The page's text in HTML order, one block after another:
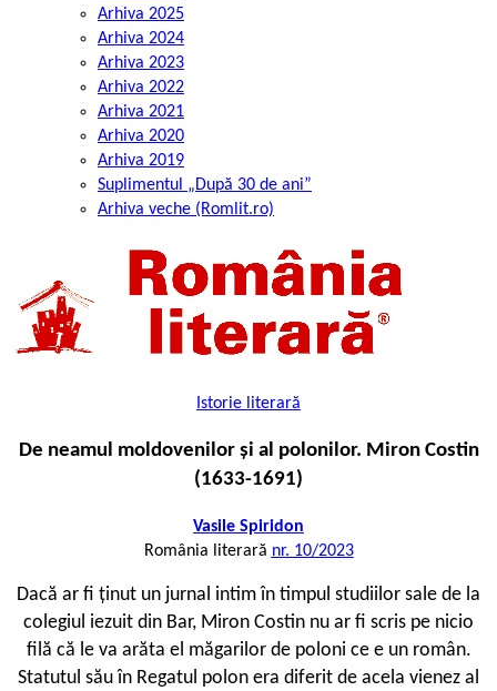
Arhiva 2025
Arhiva 2024
Arhiva 2023
Arhiva 2022
Arhiva 2021
Arhiva 2020
Arhiva 2019
Suplimentul „După 30 de ani”
Arhiva veche (Romlit.ro)
Istorie literară
De neamul moldovenilor și al polonilor. Miron Costin
(1633-1691)
Vasile Spiridon
România literară nr. 10/2023
Dacă ar fi ținut un jurnal intim în timpul studiilor sale de la
colegiul iezuit din Bar, Miron Costin nu ar fi scris pe nicio
filă că le va arăta el măgarilor de poloni ce e un român.
Statutul său în Regatul polon era diferit de acela vienez al